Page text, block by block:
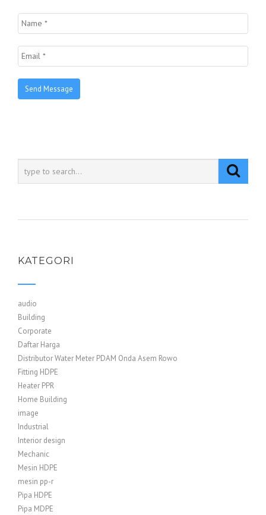
KATEGORI
audio
Building
Corporate
Daftar Harga
Distributor Water Meter PDAM Onda Asem Rowo
Fitting HDPE
Heater PPR
Home Building
image
Industrial
Interior design
Mechanic
Mesin HDPE
mesin pp-r
Pipa HDPE
Pipa MDPE